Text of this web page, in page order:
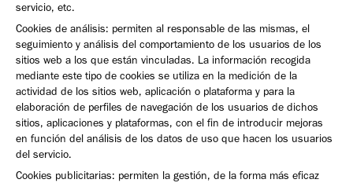
servicio, etc.
Cookies de análisis: permiten al responsable de las mismas, el
seguimiento y análisis del comportamiento de los usuarios de los
sitios web a los que están vinculadas. La información recogida
mediante este tipo de cookies se utiliza en la medición de la
actividad de los sitios web, aplicación o plataforma y para la
elaboración de perfiles de navegación de los usuarios de dichos
sitios, aplicaciones y plataformas, con el fin de introducir mejoras
en función del análisis de los datos de uso que hacen los usuarios
del servicio.
Cookies publicitarias: permiten la gestión, de la forma más eficaz